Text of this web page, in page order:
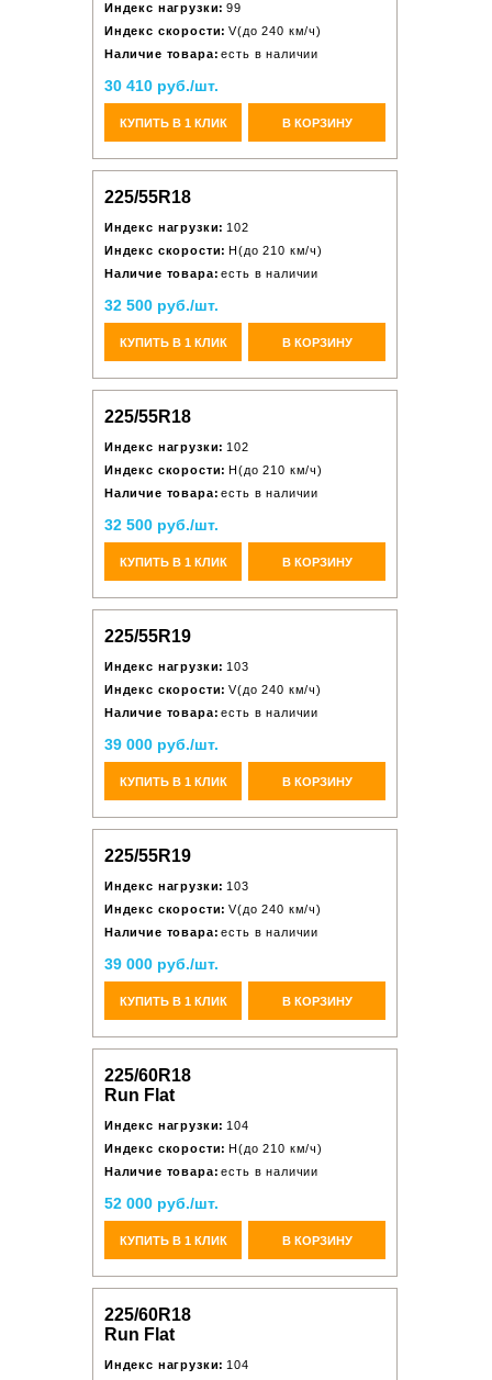
Индекс нагрузки: 99
Индекс скорости: V(до 240 км/ч)
Наличие товара: есть в наличии
30 410 руб./шт.
КУПИТЬ В 1 КЛИК В КОРЗИНУ
225/55R18
Индекс нагрузки: 102
Индекс скорости: H(до 210 км/ч)
Наличие товара: есть в наличии
32 500 руб./шт.
КУПИТЬ В 1 КЛИК В КОРЗИНУ
225/55R18
Индекс нагрузки: 102
Индекс скорости: H(до 210 км/ч)
Наличие товара: есть в наличии
32 500 руб./шт.
КУПИТЬ В 1 КЛИК В КОРЗИНУ
225/55R19
Индекс нагрузки: 103
Индекс скорости: V(до 240 км/ч)
Наличие товара: есть в наличии
39 000 руб./шт.
КУПИТЬ В 1 КЛИК В КОРЗИНУ
225/55R19
Индекс нагрузки: 103
Индекс скорости: V(до 240 км/ч)
Наличие товара: есть в наличии
39 000 руб./шт.
КУПИТЬ В 1 КЛИК В КОРЗИНУ
225/60R18
Run Flat
Индекс нагрузки: 104
Индекс скорости: H(до 210 км/ч)
Наличие товара: есть в наличии
52 000 руб./шт.
КУПИТЬ В 1 КЛИК В КОРЗИНУ
225/60R18
Run Flat
Индекс нагрузки: 104